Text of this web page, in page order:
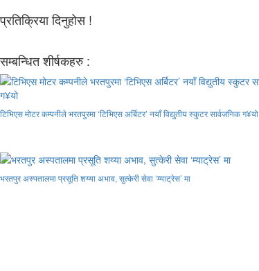
प्रतिक्रिया दिनुहोस !
सम्बन्धित शीर्षकहरु :
टिभिएस मोटर कम्पनीले भरतपुरमा ‘टिभिएस अर्बिटर’ नयाँ विद्युतीय स्कुटर सार्वजनिक ग¥यो
भरतपुर अस्पतालमा प्रसूति शय्या अभाव, सुत्केरी सेवा ‘म्याट्रेस’ मा